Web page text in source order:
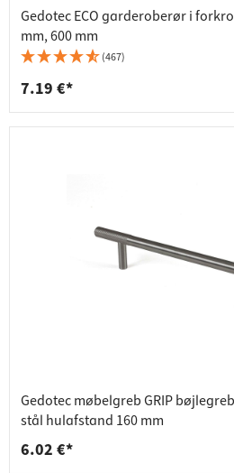
Gedotec ECO garderoberør i
mm, 600 mm
(467)
7.19 €*
Gedotec møbelgreb GRIP
stål hulafstand 160 mm
6.02 €*